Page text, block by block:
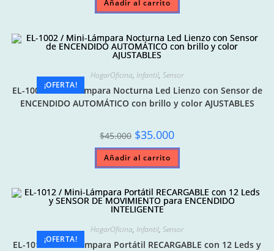
$35.000.
Añadir al carrito
¡OFERTA!
HogarOficina, Infantil, Sensor
EL-1002 / Mini-Lámpara Nocturna Led Lienzo con Sensor de
ENCENDIDO AUTOMÁTICO con brillo y color AJUSTABLES
$45.000 Original
price
was:
$45.000.
$35.000Current
is:
Añadir al carrito
¡OFERTA!
HogarOficina, Infantil, Sensor
EL-1012 / Mini-Lámpara Portátil RECARGABLE con 12 Leds y